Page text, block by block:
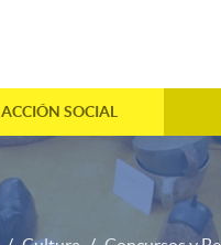
ACCIÓN SOCIAL